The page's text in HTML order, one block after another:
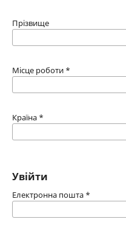
Прізвище
Місце роботи *
Країна *
Увійти
Електронна пошта *